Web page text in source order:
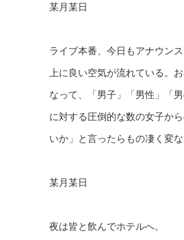
某月某日
ライブ本番、今日もアナウン
上に良い空気が流れている。
なって、「男子」「男性」「
に対する圧倒的な数の女子か
いか」と言ったらもの凄く変な
某月某日
夜は皆と飲んでホテルへ。